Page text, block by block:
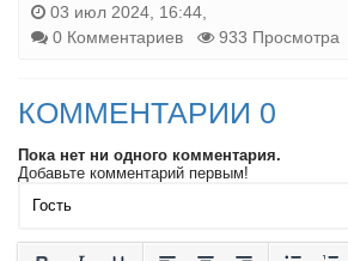
03 июл 2024, 16:44,
0 Комментариев
933 Просмотра
КОММЕНТАРИИ 0
Пока нет ни одного комментария.
Добавьте комментарий первым!